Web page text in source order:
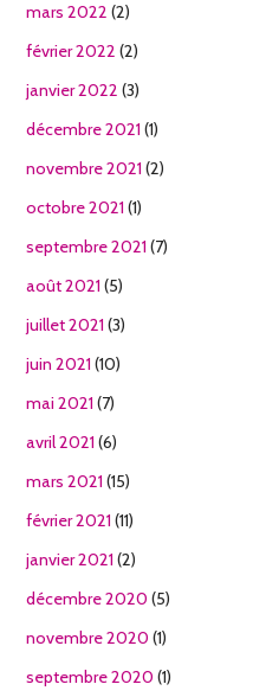
mars 2022 (2)
février 2022 (2)
janvier 2022 (3)
décembre 2021 (1)
novembre 2021 (2)
octobre 2021 (1)
septembre 2021 (7)
août 2021 (5)
juillet 2021 (3)
juin 2021 (10)
mai 2021 (7)
avril 2021 (6)
mars 2021 (15)
février 2021 (11)
janvier 2021 (2)
décembre 2020 (5)
novembre 2020 (1)
septembre 2020 (1)